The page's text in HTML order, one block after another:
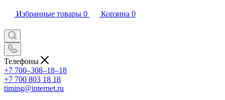
Избранные товары 0 Корзина 0
Телефоны
+7 700‒308‒18‒18
+7 700 803 18 18
timing@internet.ru